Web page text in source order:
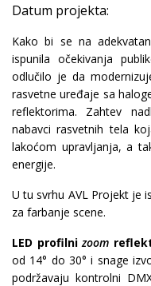
Datum projekta:
Kako bi se na
ispunila očekivanja
odlučilo je da
rasvetne uređaje sa
reflektorima. Zahtev
nabavci rasvetnih tela
lakoćom upravljanja, a
energije.
U tu svrhu AVL Projekt je
za farbanje scene.
LED profilnizoom
od 14° do 30° i snage
podržavaju kontrolni